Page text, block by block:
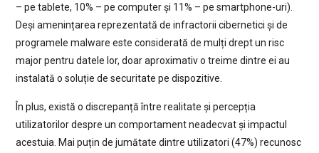
– pe tablete, 10% – pe computer și 11% – pe smartphone-uri).
Deși amenințarea reprezentată de infractorii cibernetici și de
programele malware este considerată de mulți drept un risc
major pentru datele lor, doar aproximativ o treime dintre ei au
instalată o soluție de securitate pe dispozitive.
În plus, există o discrepanță între realitate și percepția
utilizatorilor despre un comportament neadecvat și impactul
acestuia. Mai puțin de jumătate dintre utilizatori (47%) recunosc